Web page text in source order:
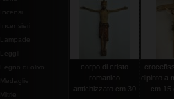
Leggii
Legno di olivo
Medaglie
Mitrie
corpo di cristo
romanico
antichizzato cm.30
dipinto a
cm.15